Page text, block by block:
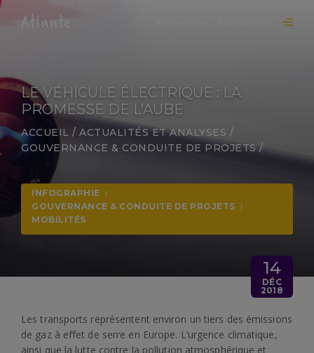
LE VÉHICULE ÉLECTRIQUE : LA
PROMESSE DE L’AUBE
ACCUEIL / ACTUALITÉS ET ANALYSES /
GOUVERNANCE & CONDUITE DE PROJETS/
INFOGRAPHIE |
GOUVERNANCE & CONDUITE DE PROJETS |
MOBILITÉS
14
DÉC
2018
Les transports représentent environ un tiers des émissions
de gaz à effet de serre en Europe. L’urgence climatique,
ainsi que la lutte contre la pollution atmosphérique et